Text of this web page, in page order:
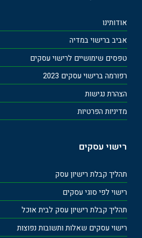
אודותינו
אביב ברישוי במדיה
טפסים שימושיים לרישוי עסקים
רפורמה ברישוי עסקים 2023
הצהרת נגישות
מדיניות הפרטיות
רישוי עסקים
תהליך קבלת רישיון עסק
רישוי לפי סוגי עסקים
תהליך קבלת רישיון עסק לבית אוכל
רישוי עסקים שאלות ותשובות נפוצות